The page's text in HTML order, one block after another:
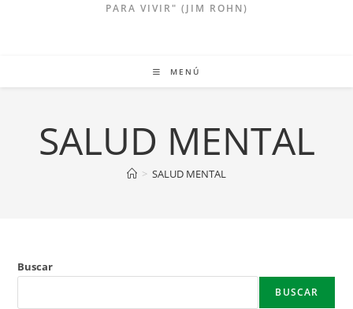
PARA VIVIR" (JIM ROHN)
MENÚ
SALUD MENTAL
> SALUD MENTAL
Buscar
BUSCAR